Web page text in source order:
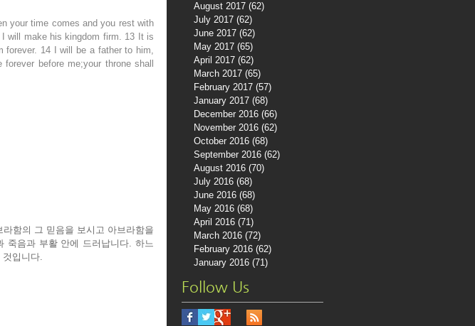
August 2017 (62)
July 2017 (62)
June 2017 (62)
May 2017 (65)
April 2017 (62)
March 2017 (65)
February 2017 (57)
January 2017 (68)
December 2016 (66)
November 2016 (62)
October 2016 (68)
September 2016 (62)
August 2016 (70)
July 2016 (68)
June 2016 (68)
May 2016 (68)
April 2016 (71)
March 2016 (72)
February 2016 (62)
January 2016 (71)
Follow Us
your time comes and you rest with
will make his kingdom firm. 13 It is
14 I will be a father to him,
before me;your throne shall
함의 그 믿음을 보시고 아브라함을
죽음과 부활 안에 드러납니다. 하느
입니다.